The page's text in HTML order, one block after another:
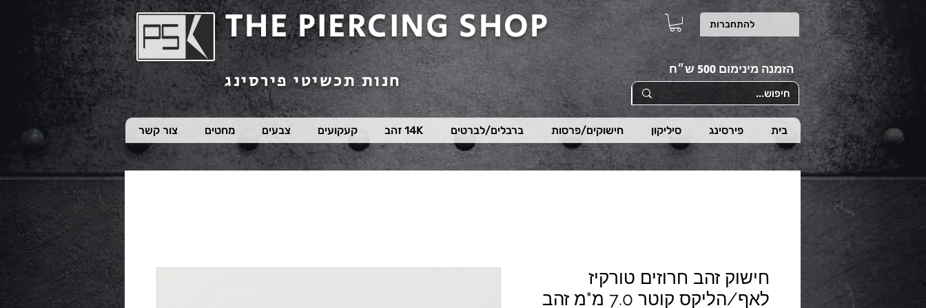
THE PIERCING SHOP
חנות תכשיטי פירסינג
להתחברות
הזמנה מינימום 500 ש״ח
בית פירסינג סיליקון חישוקים/פרסות ברבלים/לברטים 14K זהב קעקועים צבעים מחטים צור קשר
חישוק זהב חרוזים טורקיז
לאף/הליקס קוטר 7.0 מ"מ זהב